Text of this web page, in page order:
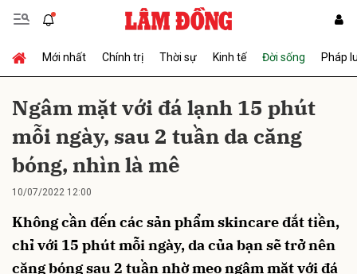
Mới nhất Chính trị Thời sự Kinh tế Đời sống Pháp
Ngâm mặt với đá lạnh 15 phút
mỗi ngày, sau 2 tuần da căng
bóng, nhìn là mê
10/07/2022 12:00
Không cần đến các sản phẩm skincare đắt tiền,
chỉ với 15 phút mỗi ngày, da của bạn sẽ trở nên
căng bóng sau 2 tuần nhờ mẹo ngâm mặt với đá
Gửi bình luận
Hủy Gửi